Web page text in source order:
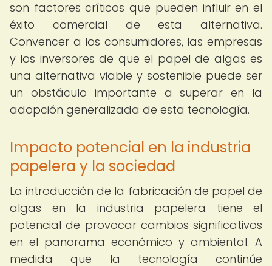
son factores críticos que pueden influir en el
éxito comercial de esta alternativa.
Convencer a los consumidores, las empresas
y los inversores de que el papel de algas es
una alternativa viable y sostenible puede ser
un obstáculo importante a superar en la
adopción generalizada de esta tecnología.
Impacto potencial en la industria
papelera y la sociedad
La introducción de la fabricación de papel de
algas en la industria papelera tiene el
potencial de provocar cambios significativos
en el panorama económico y ambiental. A
medida que la tecnología continúe